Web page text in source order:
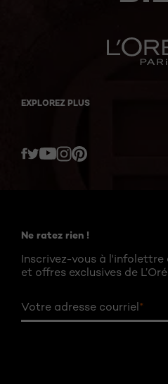
EXPLOREZ PLUS
Twitter
Ne ratez rien !
Inscrivez-vous à l'infolettre
et offres exclusives de
Votre adresse courriel*